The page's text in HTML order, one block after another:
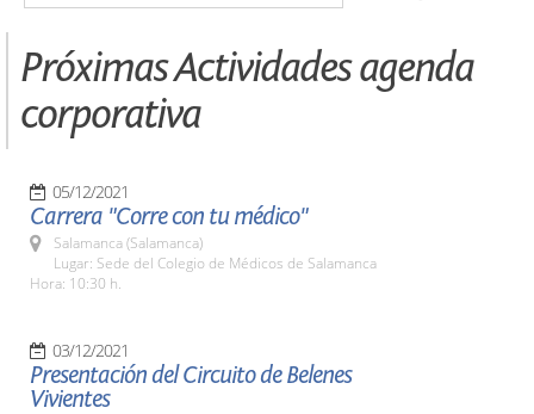
Próximas Actividades agenda
corporativa
05/12/2021
Carrera "Corre con tu médico"
Salamanca (Salamanca)
Lugar: Sede del Colegio de Médicos de Salamanca
Hora: 10:30 h.
03/12/2021
Presentación del Circuito de Belenes
Vivientes